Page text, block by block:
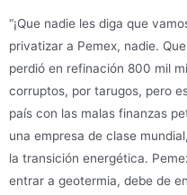
“¡Que nadie les diga que
privatizar a Pemex, nadie.
perdió en refinación 800 mil
corruptos, por tarugos, pero
país con las malas finanzas
una empresa de clase
la transición energética.
entrar a geotermia, debe de